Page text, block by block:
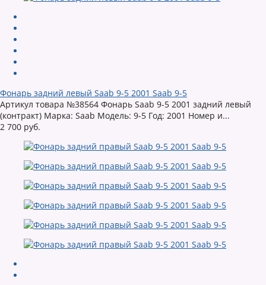
Фонарь задний левый Saab 9-5 2001 Saab 9-5
Артикул товара №38564 Фонарь Saab 9-5 2001 задний левый
(контракт) Марка: Saab Модель: 9-5 Год: 2001 Номер и...
2 700 руб.